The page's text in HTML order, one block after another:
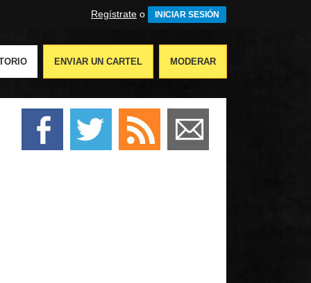
Regístrate o INICIAR SESIÓN
ENVIAR UN CARTEL MODERAR